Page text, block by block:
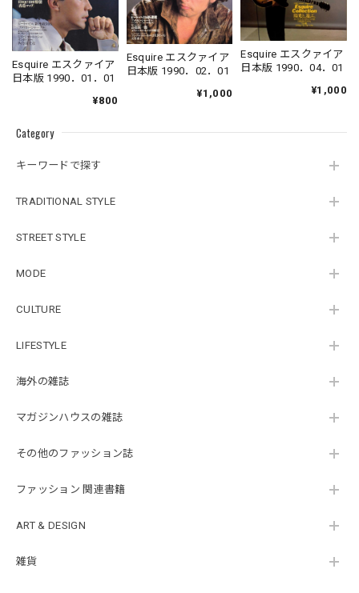
Category
キーワードで探す
TRADITIONAL STYLE
STREET STYLE
MODE
CULTURE
LIFESTYLE
海外の雑誌
マガジンハウスの雑誌
その他のファッション誌
ファッション 関連書籍
ART & DESIGN
雑貨
Esquire エスクァイア
日本版 1990．01．01
¥800
Esquire エスクァイア
日本版 1990．02．01
¥1,000
Esquire エスクァイア
日本版 1990．04．01
¥1,000